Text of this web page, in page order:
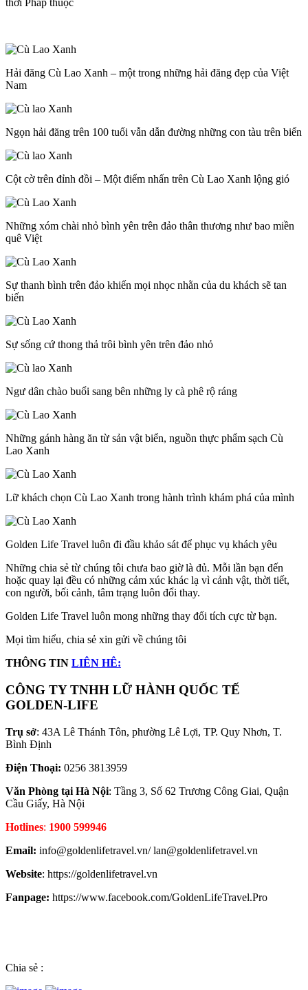
thời Pháp thuộc
Hải đăng Cù Lao Xanh – một trong những hải đăng đẹp của Việt
Nam
Ngọn hải đăng trên 100 tuổi vẫn dẫn đường những con tàu trên biển
Cột cờ trên đỉnh đồi – Một điểm nhấn trên Cù Lao Xanh lộng gió
Những xóm chài nhỏ bình yên trên đảo thân thương như bao miền
quê Việt
Sự thanh bình trên đảo khiến mọi nhọc nhằn của du khách sẽ tan
biến
Sự sống cứ thong thả trôi bình yên trên đảo nhỏ
Ngư dân chào buổi sang bên những ly cà phê rộ ráng
Những gánh hàng ăn từ sản vật biển, nguồn thực phẩm sạch Cù
Lao Xanh
Lữ khách chọn Cù Lao Xanh trong hành trình khám phá của mình
Golden Life Travel luôn đi đầu khảo sát để phục vụ khách yêu
Những chia sẻ từ chúng tôi chưa bao giờ là đủ. Mỗi lần bạn đến
hoặc quay lại đều có những cảm xúc khác lạ vì cảnh vật, thời tiết,
con người, bối cảnh, tâm trạng luôn đổi thay.
Golden Life Travel luôn mong những thay đổi tích cực từ bạn.
Mọi tìm hiểu, chia sẻ xin gửi về chúng tôi
THÔNG TIN LIÊN HÊ:
CÔNG TY TNHH LỮ HÀNH QUỐC TẾ
GOLDEN-LIFE
Trụ sở: 43A Lê Thánh Tôn, phường Lê Lợi, TP. Quy Nhơn, T.
Bình Định
Điện Thoại: 0256 3813959
Văn Phòng tại Hà Nội: Tầng 3, Số 62 Trương Công Giai, Quận
Cầu Giấy, Hà Nội
Hotlines: 1900 599946
Email: info@goldenlifetravel.vn/ lan@goldenlifetravel.vn
Website: https://goldenlifetravel.vn
Fanpage: https://www.facebook.com/GoldenLifeTravel.Pro
Chia sẻ :